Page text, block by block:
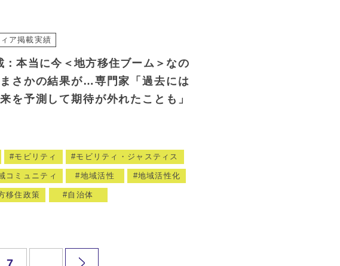
ア掲載実績
本当に今＜地方移住ブーム＞なの
さかの結果が…専門家「過去には
を予測して期待が外れたことも」
モビリティ モビリティ・ジャスティス
コミュニティ 地域活性 地域活性化
移住政策 自治体